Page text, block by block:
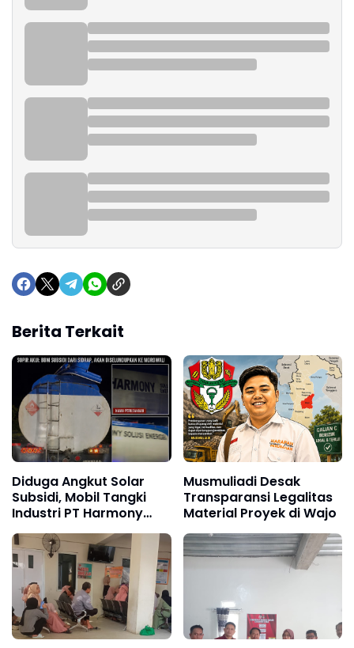
Berita Terkait
Diduga Angkut Solar
Subsidi, Mobil Tangki
Industri PT Harmony
Musmuliadi Desak
Transparansi Legalitas
Material Proyek di Wajo